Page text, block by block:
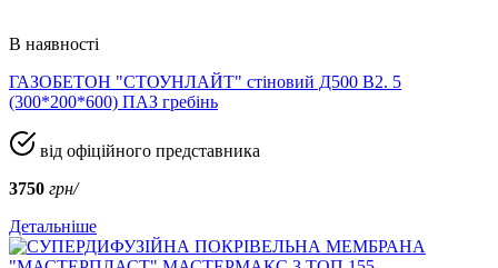
В наявності
ГАЗОБЕТОН "СТОУНЛАЙТ" стіновий Д500 В2. 5
(300*200*600) ПАЗ гребінь
від офіційного представника
3750 грн/
Детальніше